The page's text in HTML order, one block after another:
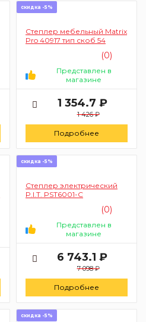
скидка -5%
Степлер мебельный Matrix
Pro 40917 тип скоб 54
(0)
Представлен в
магазине
1 354.7 ₽
1 426 ₽
Подробнее
скидка -5%
Степлер электрический
P.I.T. PST6001-C
(0)
Представлен в
магазине
6 743.1 ₽
7 098 ₽
Подробнее
скидка -5%